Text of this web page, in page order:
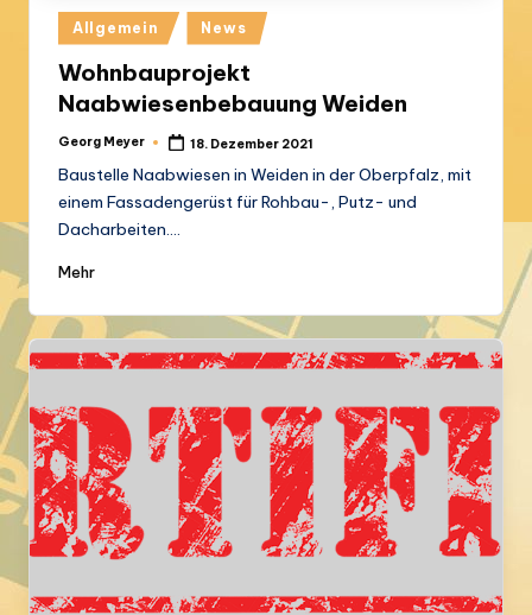
Posted
in
Allgemein News
Wohnbauprojekt
Naabwiesenbebauung Weiden
Posted
Georg Meyer 18. Dezember 2021
Baustelle Naabwiesen in Weiden in der Oberpfalz, mit
einem Fassadengerüst für Rohbau-, Putz- und
Dacharbeiten.…
Mehr